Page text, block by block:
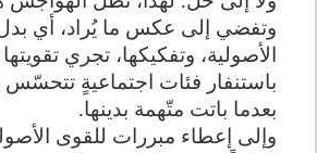
وتفضي إلى عكس ما يُراد، أي
الأصولية، وتفكيكها، تجري
باستنفار فئات اجتماعيةٍ
بعدما باتت متّهمة بدينها.
وإلى إعطاء مبررات للقوى